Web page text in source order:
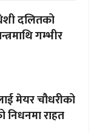
दलितको
गम्भीर
मेयर चौधरीको
राहत